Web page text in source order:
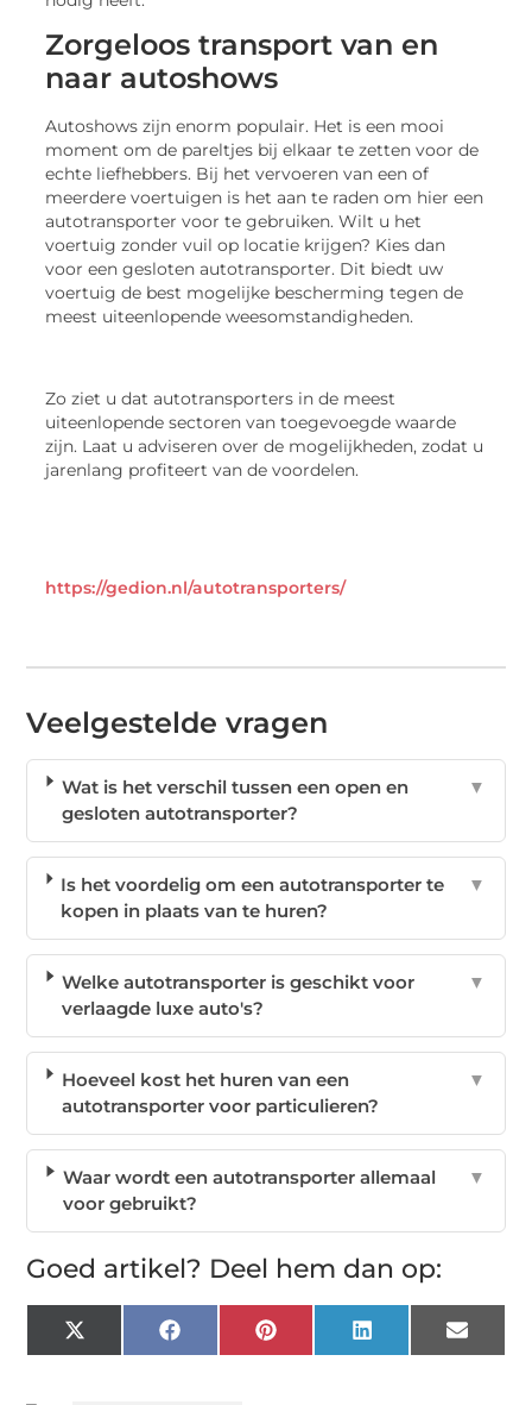
Zorgeloos transport van en
naar autoshows
Autoshows zijn enorm populair. Het is een mooi
moment om de pareltjes bij elkaar te zetten voor de
echte liefhebbers. Bij het vervoeren van een of
meerdere voertuigen is het aan te raden om hier een
autotransporter voor te gebruiken. Wilt u het
voertuig zonder vuil op locatie krijgen? Kies dan
voor een gesloten autotransporter. Dit biedt uw
voertuig de best mogelijke bescherming tegen de
meest uiteenlopende weesomstandigheden.
Zo ziet u dat autotransporters in de meest
uiteenlopende sectoren van toegevoegde waarde
zijn. Laat u adviseren over de mogelijkheden, zodat u
jarenlang profiteert van de voordelen.
https://gedion.nl/autotransporters/
Veelgestelde vragen
Wat is het verschil tussen een open en
gesloten autotransporter?
▼
Is het voordelig om een autotransporter te
kopen in plaats van te huren?
▼
Welke autotransporter is geschikt voor
verlaagde luxe auto's?
▼
Hoeveel kost het huren van een
autotransporter voor particulieren?
▼
Waar wordt een autotransporter allemaal
voor gebruikt?
▼
Goed artikel? Deel hem dan op:
X
(Twitter)
FacebookPinterest LinkedIn Email